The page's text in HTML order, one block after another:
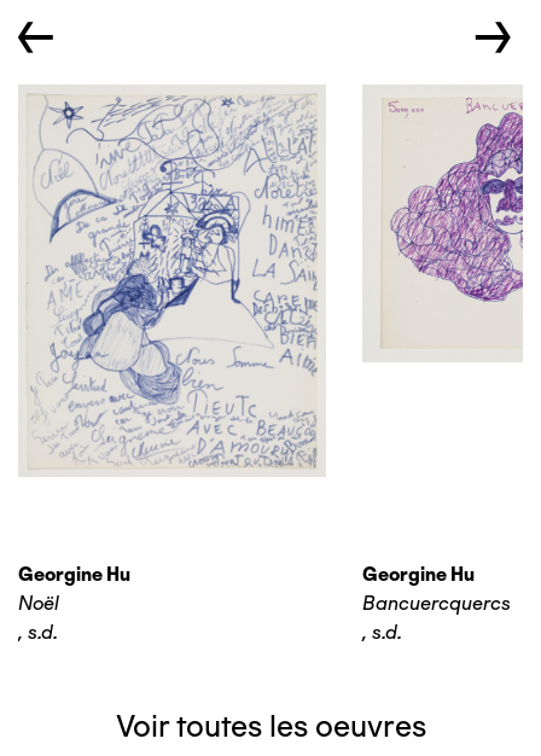
← →
Georgine Hu
Noël
, s.d.
Georgine Hu
Bancuercquercs
, s.d.
Voir toutes les oeuvres